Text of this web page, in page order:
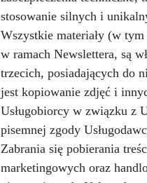
stosowanie silnych i
Wszystkie materiały (w
w ramach Newslettera, są
trzecich, posiadających do
jest kopiowanie zdjęć i
Usługobiorcy w związku z
pisemnej zgody
Zabrania się pobierania
marketingowych oraz